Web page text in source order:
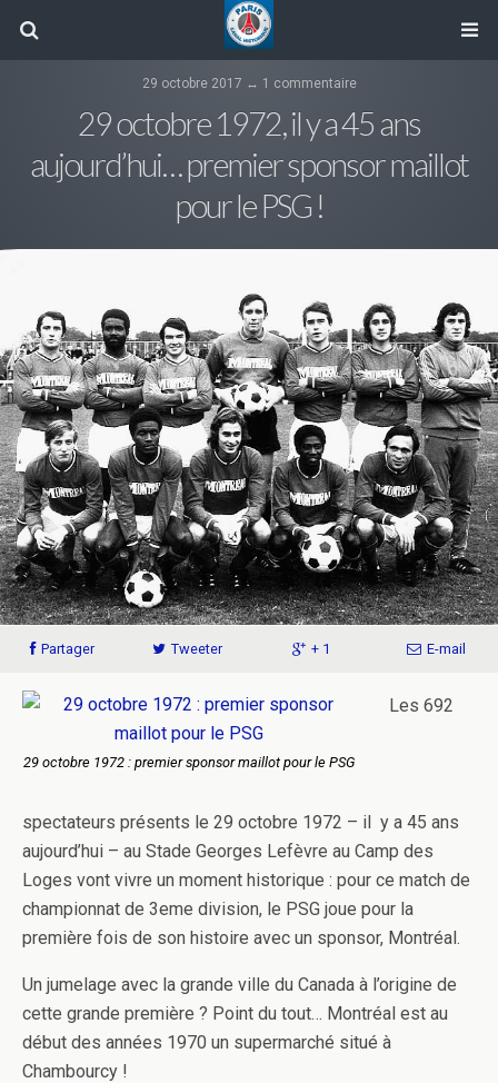
29 octobre 2017 ↔ 1 commentaire
29 octobre 1972, il y a 45 ans
aujourd’hui… premier sponsor maillot
pour le PSG !
Partager Tweeter + 1 E-mail
29 octobre 1972 : premier sponsor maillot pour le PSG
Les 692
spectateurs présents le 29 octobre 1972 – il y a 45 ans
aujourd’hui – au Stade Georges Lefèvre au Camp des
Loges vont vivre un moment historique : pour ce match de
championnat de 3eme division, le PSG joue pour la
première fois de son histoire avec un sponsor, Montréal.
Un jumelage avec la grande ville du Canada à l’origine de
cette grande première ? Point du tout… Montréal est au
début des années 1970 un supermarché situé à
Chambourcy !